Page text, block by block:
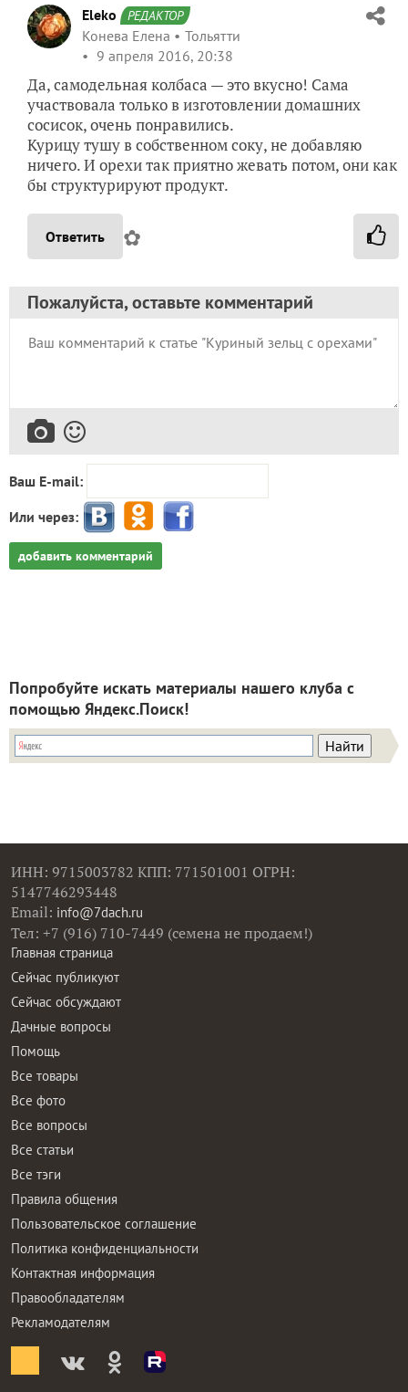
Eleko РЕДАКТОР
Конева Елена
Тольятти
9 апреля 2016, 20:38
Да, самодельная колбаса — это вкусно! Сама
участвовала только в изготовлении домашних
сосисок, очень понравились.
Курицу тушу в собственном соку, не добавляю
ничего. И орехи так приятно жевать потом, они как
бы структурируют продукт.
Ответить ✿
Пожалуйста, оставьте комментарий
Ваш E-mail:
Или через:
добавить комментарий
Попробуйте искать материалы нашего клуба с
помощью Яндекс.Поиск!
ИНН: 9715003782 КПП: 771501001 ОГРН:
5147746293448
Email: info@7dach.ru
Тел: +7 (916) 710-7449 (семена не продаем!)
Главная страница
Сейчас публикуют
Сейчас обсуждают
Дачные вопросы
Помощь
Все товары
Все фото
Все вопросы
Все статьи
Все тэги
Правила общения
Пользовательское соглашение
Политика конфиденциальности
Контактная информация
Правообладателям
Рекламодателям